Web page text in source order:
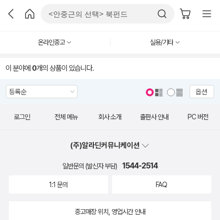
온라인중고 실용/기타
이 분야에 0개의 상품이 있습니다.
옵션
로그인 전체 메뉴 회사 소개 출판사 안내 PC 버전
(주)알라딘커뮤니케이션
일반문의 (발신자 부담) 1544-2514
1:1 문의 FAQ
중고매장 위치, 영업시간 안내